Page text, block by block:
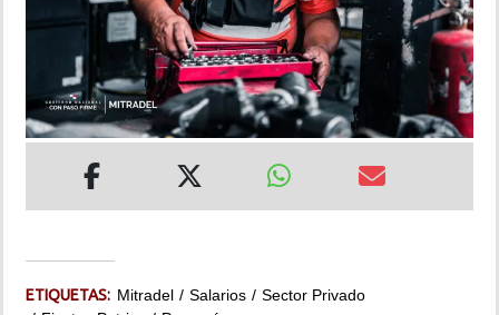
INSÓLITAS
MULTIMEDIA
IMPRESO
ETIQUETAS: Mitradel Salarios
Sector Privado